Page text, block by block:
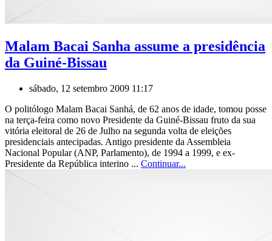
Malam Bacai Sanha assume a presidência
da Guiné-Bissau
sábado, 12 setembro 2009 11:17
O politólogo Malam Bacai Sanhá, de 62 anos de idade, tomou posse
na terça-feira como novo Presidente da Guiné-Bissau fruto da sua
vitória eleitoral de 26 de Julho na segunda volta de eleições
presidenciais antecipadas. Antigo presidente da Assembleia
Nacional Popular (ANP, Parlamento), de 1994 a 1999, e ex-
Presidente da República interino ... Continuar...